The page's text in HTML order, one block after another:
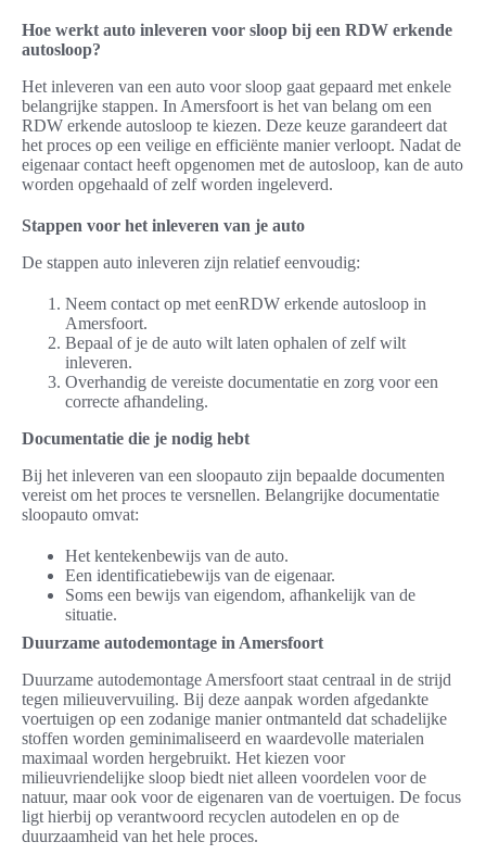
Hoe werkt auto inleveren voor sloop bij een RDW erkende
autosloop?
Het inleveren van een auto voor sloop gaat gepaard met enkele
belangrijke stappen. In Amersfoort is het van belang om een
RDW erkende autosloop te kiezen. Deze keuze garandeert dat
het proces op een veilige en efficiënte manier verloopt. Nadat de
eigenaar contact heeft opgenomen met de autosloop, kan de auto
worden opgehaald of zelf worden ingeleverd.
Stappen voor het inleveren van je auto
De stappen auto inleveren zijn relatief eenvoudig:
Neem contact op met eenRDW erkende autosloop in
Amersfoort.
Bepaal of je de auto wilt laten ophalen of zelf wilt
inleveren.
Overhandig de vereiste documentatie en zorg voor een
correcte afhandeling.
Documentatie die je nodig hebt
Bij het inleveren van een sloopauto zijn bepaalde documenten
vereist om het proces te versnellen. Belangrijke documentatie
sloopauto omvat:
Het kentekenbewijs van de auto.
Een identificatiebewijs van de eigenaar.
Soms een bewijs van eigendom, afhankelijk van de
situatie.
Duurzame autodemontage in Amersfoort
Duurzame autodemontage Amersfoort staat centraal in de strijd
tegen milieuvervuiling. Bij deze aanpak worden afgedankte
voertuigen op een zodanige manier ontmanteld dat schadelijke
stoffen worden geminimaliseerd en waardevolle materialen
maximaal worden hergebruikt. Het kiezen voor
milieuvriendelijke sloop biedt niet alleen voordelen voor de
natuur, maar ook voor de eigenaren van de voertuigen. De focus
ligt hierbij op verantwoord recyclen autodelen en op de
duurzaamheid van het hele proces.